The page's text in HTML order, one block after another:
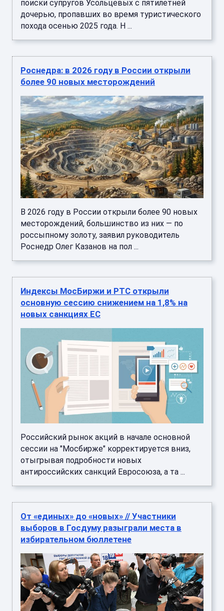
поиски супругов Усольцевых с пятилетней
дочерью, пропавших во время туристического
похода осенью 2025 года. Н ...
Роснедра: в 2026 году в России открыли
более 90 новых месторождений
В 2026 году в России открыли более 90 новых
месторождений, большинство из них — по
россыпному золоту, заявил руководитель
Роснедр Олег Казанов на пол ...
Индексы МосБиржи и РТС открыли
основную сессию снижением на 1,8% на
новых санкциях ЕС
Российский рынок акций в начале основной
сессии на "Мосбирже" корректируется вниз,
отыгрывая подробности новых
антироссийских санкций Евросоюза, а та ...
От «единых» до «новых» // Участники
выборов в Госдуму разыграли места в
избирательном бюллетене